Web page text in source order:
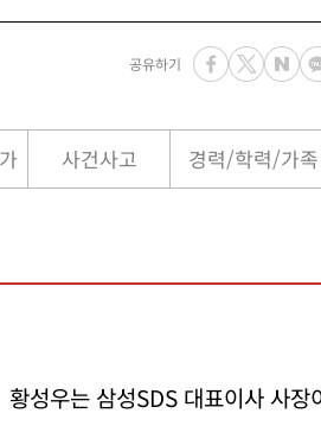
공유하기
사건사고 경력/학력/가족
황성우는 삼성SDS 대표이사 사장